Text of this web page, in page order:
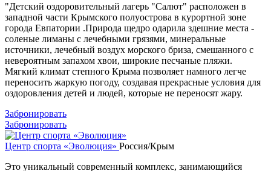
"Детский оздоровительный лагерь "Салют" расположен в
западной части Крымского полуострова в курортной зоне
города Евпатории .Природа щедро одарила здешние места -
соленые лиманы с лечебными грязями, минеральные
источники, лечебный воздух морского бриза, смешанного с
невероятным запахом хвои, широкие песчаные пляжи.
Мягкий климат степного Крыма позволяет намного легче
переносить жаркую погоду, создавая прекрасные условия для
оздоровления детей и людей, которые не переносят жару.
Забронировать
Забронировать
Центр спорта «Эволюция» Россия/Крым
Это уникальный современный комплекс, занимающийся